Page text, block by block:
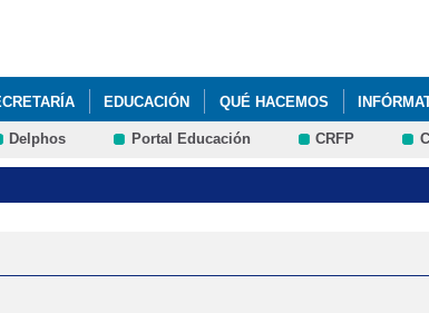
EDUCACIÓN QUÉ HACEMOS
EDUCANDO CONTRA LA VIOLENCIA DE GÉNERO
Delphos Portal Educación CRFP